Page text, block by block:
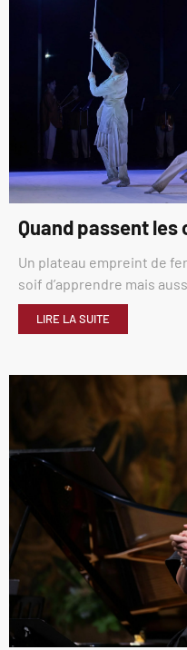
Quand passent
Un plateau empreint de
soif d’apprendre mais
LIRE LA SUITE